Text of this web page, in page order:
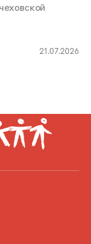
21.07.2026